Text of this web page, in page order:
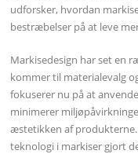
udforsker, hvordan
bestræbelser på at leve
Markisedesign har set en
kommer til materialevalg
fokuserer nu på at
minimerer
æstetikken af
teknologi i markiser gjort